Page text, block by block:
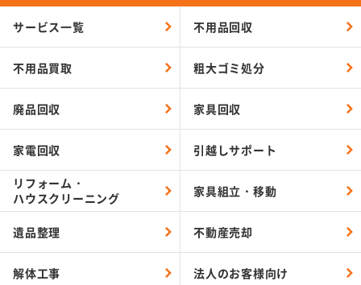
サービス一覧 不用品回収
不用品買取 粗大ゴミ処分
廃品回収 家具回収
家電回収 引越しサポート
リフォーム・
ハウスクリーニング
家具組立・移動
遺品整理 不動産売却
解体工事 法人のお客様向け